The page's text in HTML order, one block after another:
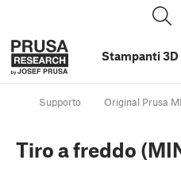
Stampanti 3D
Supporto Original Prusa
Tiro a freddo